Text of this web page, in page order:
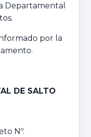
Departamental
por la
DE SALTO
Nº.